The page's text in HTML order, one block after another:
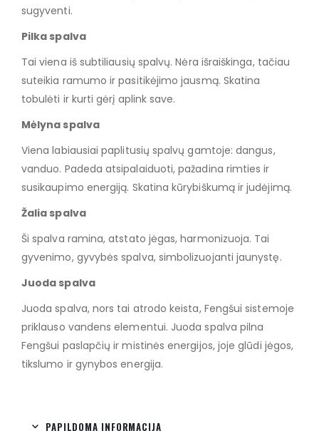
sugyventi.
Pilka spalva
Tai viena iš subtiliausių spalvų. Nėra išraiškinga, tačiau
suteikia ramumo ir pasitikėjimo jausmą. Skatina
tobulėti ir kurti gėrį aplink save.
Mėlyna spalva
Viena labiausiai paplitusių spalvų gamtoje: dangus,
vanduo. Padeda atsipalaiduoti, pažadina rimties ir
susikaupimo energiją. Skatina kūrybiškumą ir judėjimą.
Žalia spalva
Ši spalva ramina, atstato jėgas, harmonizuoja. Tai
gyvenimo, gyvybės spalva, simbolizuojanti jaunystę.
Juoda spalva
Juoda spalva, nors tai atrodo keista, Fengšui sistemoje
priklauso vandens elementui. Juoda spalva pilna
Fengšui paslapčių ir mistinės energijos, joje glūdi jėgos,
tikslumo ir gynybos energija.
PAPILDOMA INFORMACIJA